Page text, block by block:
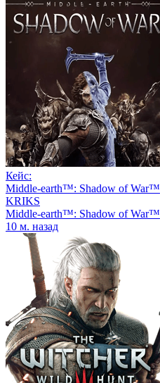
Кейс:
Middle-earth™: Shadow of War™
KRIKS
Middle-earth™: Shadow of War™
10 м. назад